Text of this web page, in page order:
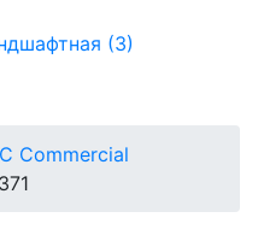
(3)
Commercial